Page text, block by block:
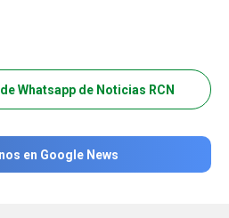
Whatsapp de Noticias RCN
en Google News